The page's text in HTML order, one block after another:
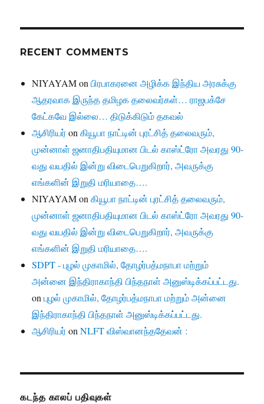
RECENT COMMENTS
NIYAYAMonபிரபாகரனை அழிக்க இந்திய அரசுக்கு
ஆதரவாக இருந்த தமிழக தலைவர்கள்… ராஜபக்சே
கேட்கவே இல்லை… திடுக்கிடும் தகவல்
ஆசிரியர்onகியூபா நாட்டின் புரட்சித் தலைவரும்,
முன்னாள் ஜனாதிபதியுமான பிடல் காஸ்ட்ரோ அவரது 90-
வது வயதில் இன்று விடைபெறுகிறார், அவருக்கு
எங்களின் இறுதி மரியாதை….
NIYAYAMonகியூபா நாட்டின் புரட்சித் தலைவரும்,
முன்னாள் ஜனாதிபதியுமான பிடல் காஸ்ட்ரோ அவரது 90-
வது வயதில் இன்று விடைபெறுகிறார், அவருக்கு
எங்களின் இறுதி மரியாதை….
SDPT - புழல் முகாமில், தோழர்பத்மநாபா மற்றும்
அன்னை இந்திராகாந்தி பிந்தநாள் அனுஸ்டிக்கப்பட்டது.
onபுழல் முகாமில், தோழர்பத்மநாபா மற்றும் அன்னை
இந்திராகாந்தி பிந்தநாள் அனுஸ்டிக்கப்பட்டது.
ஆசிரியர்onNLFT விஸ்வானந்ததேவன் :
கடந்த காலப் பதிவுகள்